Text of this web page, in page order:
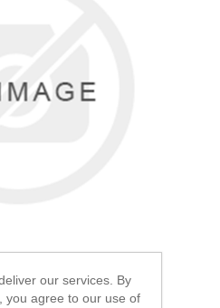
our services. By
you agree to our use of